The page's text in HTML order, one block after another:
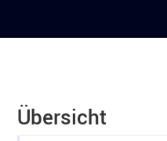
Übersicht